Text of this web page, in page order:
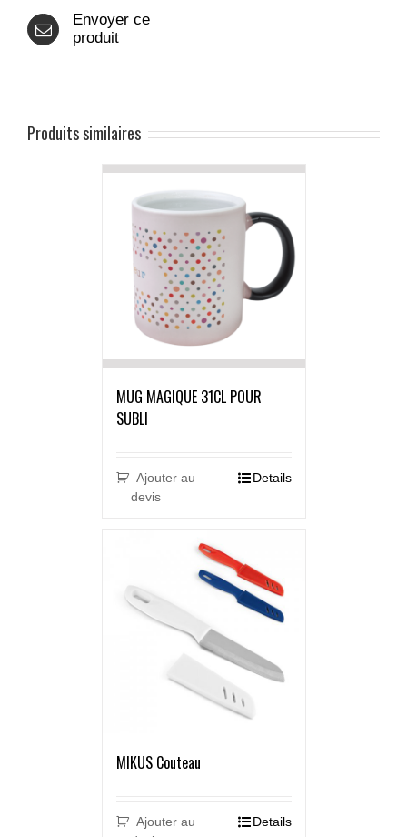
Envoyer ce
produit
Produits similaires
MUG MAGIQUE 31CL POUR
SUBLI
Ajouter au
devis
Details
MIKUS Couteau
Ajouter au
Details